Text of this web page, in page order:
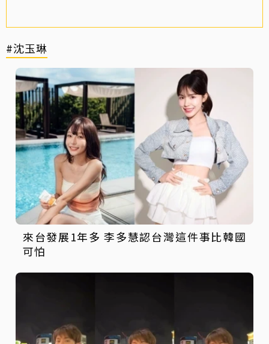
#沈玉琳
來台發展1年多 李多慧認台灣這件事比韓國
可怕